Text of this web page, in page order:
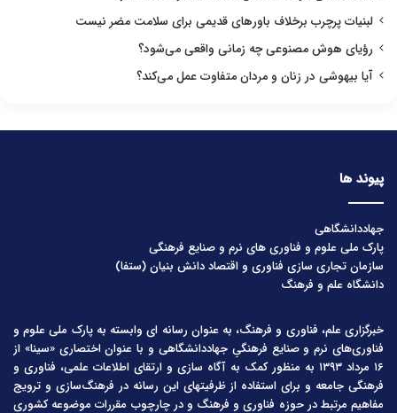
لبنیات پرچرب برخلاف باورهای قدیمی برای سلامت مضر نیست
رؤیای هوش مصنوعی چه زمانی واقعی می‌شود؟
آیا بیهوشی در زنان و مردان متفاوت عمل می‌کند؟
پیوند ها
جهاددانشگاهی
پارک ملی علوم و فناوری های نرم و صنایع فرهنگی
سازمان تجاری سازی فناوری و اقتصاد دانش بنیان (ستفا)
دانشگاه علم و فرهنگ
خبرگزاری علم، فناوری و فرهنگ، به عنوان رسانه ای وابسته به پارک ملی علوم و
فناوری‌های نرم و صنایع فرهنگیِ جهاددانشگاهی و با عنوان اختصاری «سینا» از
۱۶ مرداد ۱۳۹۳ به منظور کمک به آگاه سازی و ارتقای اطلاعات علمی، فناوری و
فرهنگی جامعه و برای استفاده از ظرفیتهای این رسانه در فرهنگ‌سازی و ترویج
مفاهیم مرتبط در حوزه فناوری و فرهنگ و در چارچوب مقررات موضوعه کشوری